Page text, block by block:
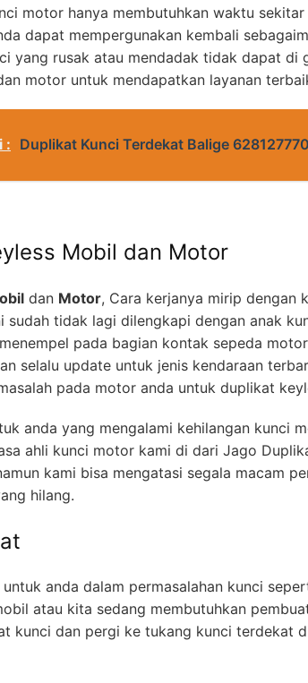
motor hanya membutuhkan waktu
dapat mempergunakan kembali
yang rusak atau mendadak tidak dapat
motor untuk mendapatkan layanan
: Duplikat Kunci Terdekat Balige
Mobil dan Motor
dan Motor, Cara kerjanya mirip dengan
tidak lagi dilengkapi dengan anak
pada bagian kontak sepeda
selalu update untuk jenis kendaraan
pada motor anda untuk duplikat
anda yang mengalami kehilangan kunci
ahli kunci motor kami di dari Jago
kami bisa mengatasi segala macam
hilang.
untuk anda dalam permasalahan kunci
atau kita sedang membutuhkan
kunci dan pergi ke tukang kunci terdekat